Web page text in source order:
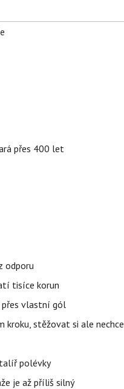
přes 400 let
odporu
tisíce korun
přes vlastní gól
kroku, stěžovat si ale nechce
polévky
je až příliš silný